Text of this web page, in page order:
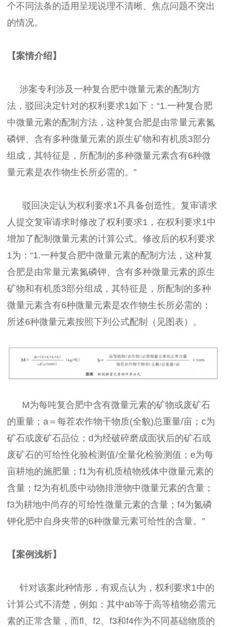
个不同法条的适用呈现说理不清晰、焦点问题不突出
的情况。
【案情介绍】
涉案专利涉及一种复合肥中微量元素的配制方
法，驳回决定针对的权利要求1如下：“1.一种复合肥
中微量元素的配制方法，这种复合肥是由常量元素氮
磷钾、含有多种微量元素的原生矿物和有机质3部分
组成，其特征是，所配制的多种微量元素含有6种微
量元素是农作物生长所必需的。”
驳回决定认为权利要求1不具备创造性。复审请求
人提交复审请求时修改了权利要求1，在权利要求1中
增加了配制微量元素的计算公式。修改后的权利要求
1为：“1.一种复合肥中微量元素的配制方法，这种复
合肥是由常量元素氮磷钾、含有多种微量元素的原生
矿物和有机质3部分组成，其特征是，所配制的多种
微量元素含有6种微量元素是农作物生长所必需的；
所述6种微量元素按照下列公式配制（见图表）。
M为每吨复合肥中含有微量元素的矿物或废矿石
的重量；a＝每茬农作物干物质(全貌)总重量/亩；c为
矿石或废矿石品位；d为经破碎磨成面状后的矿石或
废矿石的可给性化验检测值/全量化检验测值；e为每
亩耕地的施肥量；f1为有机质植物残体中微量元素的
含量；f2为有机质中动物排泄物中微量元素的含量；
f3为耕地中尚存的可给性微量元素的含量；f4为氮磷
钾化肥中自身夹带的6种微量元素可给性的含量。”
【案例浅析】
针对该案此种情形，有观点认为，权利要求1中的
计算公式不清楚，例如：其中ab等于高等植物必需元
素的正常含量，而fl、f2、f3和f4作为不同基础物质的